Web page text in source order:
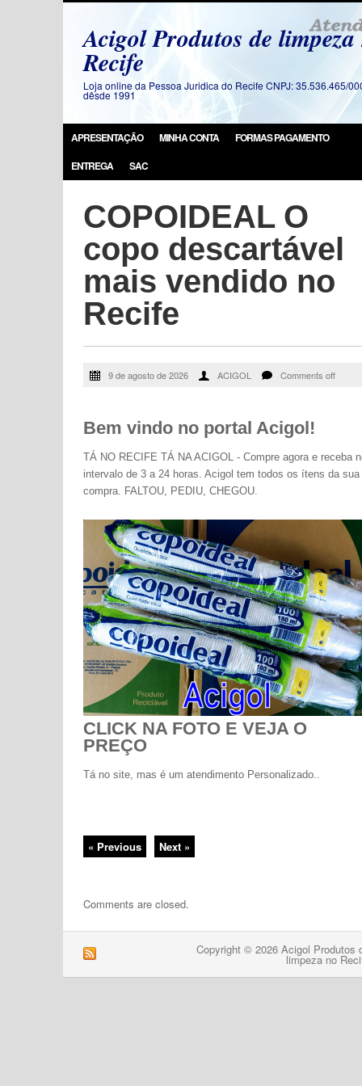
Acigol Produtos de
Recife
Loja online da Pessoa Juridica do Recife CNPJ: 35.536.465/
dêsde 1991
APRESENTAÇÃO MINHA CONTA
FORMAS PAGAMENTO
ENTREGA
SAC
COPOIDEAL O
copo descartável
mais vendido no
Recife
9 de agosto de 2026 ACIGOL Comments off
Bem vindo no portal Acigol!
TÁ NO RECIFE TÁ NA ACIGOL - Compre agora e receba
intervalo de 3 a 24 horas. Acigol tem todos os ítens da sua
compra. FALTOU, PEDIU, CHEGOU.
CLICK NA FOTO E VEJA O
PREÇO
Tá no site, mas é um atendimento Personalizado..
« Previous Next »
Comments are closed.
Copyright © 2026 Acigol Produtos
limpeza no